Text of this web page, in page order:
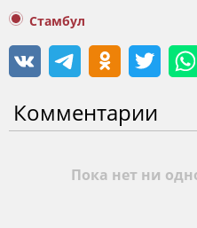
Стамбул
Комментарии
Пока нет ни